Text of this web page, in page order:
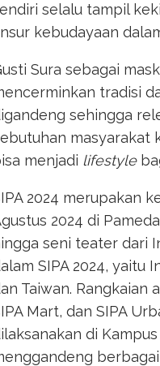
selalu tampil
kebudayaan
Sura sebagai
tradisi
sehingga
masyarakat
menjadi lifestyle
2024 merupakan
2024 di
seni teater dari
SIPA 2024, yaitu
Taiwan. Rangkaian
Mart, dan SIPA
di